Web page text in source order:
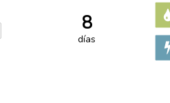
8
días